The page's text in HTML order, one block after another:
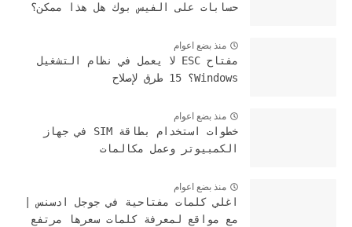
حسابات على الفيس بوك هل هذا ممكن؟
منذ بضع اعوام
مفتاح ESC لا يعمل في نظام التشغيل
Windows؟ 15 طرق لإصلاح
منذ بضع اعوام
خطوات استخدام بطاقة SIM في جهاز
الكمبيوتر وعمل مكالمات
منذ بضع اعوام
اغلي كلمات مفتاحية في جوجل ادسنس |
مع مواقع لمعرفة كلمات سعرها مرتفع